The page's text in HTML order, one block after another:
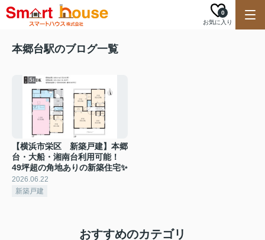
お気に入り
0
本郷台駅のブログ一覧
【横浜市栄区 新築戸建】本郷
台・大船・湘南台利用可能！
49坪超の角地ありの新築住宅✨
2026.06.22
新築戸建
おすすめのカテゴリ